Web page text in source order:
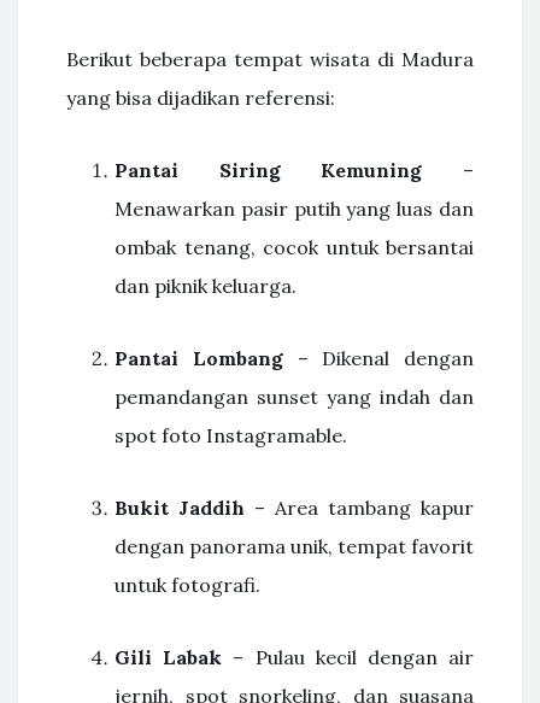
Berikut beberapa tempat wisata di Madura
yang bisa dijadikan referensi:
Pantai Siring Kemuning –
Menawarkan pasir putih yang luas dan
ombak tenang, cocok untuk bersantai
dan piknik keluarga.
Pantai Lombang– Dikenal dengan
pemandangan sunset yang indah dan
spot foto Instagramable.
Bukit Jaddih – Area tambang kapur
dengan panorama unik, tempat favorit
untuk fotografi.
Gili Labak – Pulau kecil dengan air
jernih, spot snorkeling, dan suasana